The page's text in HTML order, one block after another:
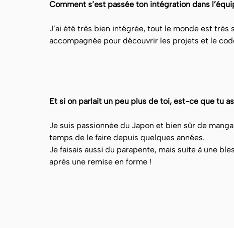
Comment s’est passée ton intégration dans
J’ai été très bien intégrée, tout le monde est très
accompagnée pour découvrir les projets et le
Et si on parlait un peu plus de toi, est-ce que tu
Je suis passionnée du Japon et bien sûr de
temps de le faire depuis quelques années.
Je faisais aussi du parapente, mais suite à une
après une remise en forme !